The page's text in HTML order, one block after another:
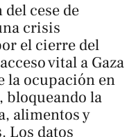
cese de
crisis
el cierre del
vital a Gaza
la ocupación en
bloqueando la
alimentos y
Los datos